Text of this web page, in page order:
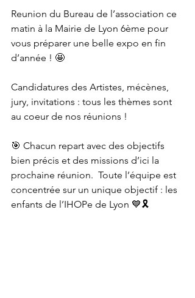
Reunion du Bureau de l’association ce
matin à la Mairie de Lyon 6ème pour
vous préparer une belle expo en fin
d’année ! 🤩
Candidatures des Artistes, mécènes,
jury, invitations : tous les thèmes sont
au coeur de nos réunions !
🎯 Chacun repart avec des objectifs
bien précis et des missions d’ici la
prochaine réunion.  Toute l’équipe est
concentrée sur un unique objectif : les
enfants de l’IHOPe de Lyon 💙🎗️